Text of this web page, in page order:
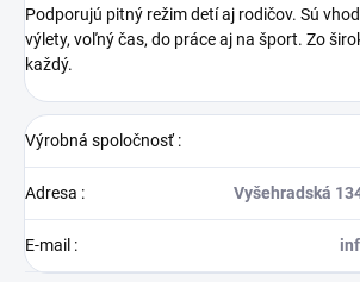
Podporujú pitný režim detí aj rodičov. Sú
výlety, voľný čas, do práce aj na šport. Zo
každý.
Výrobná spoločnosť:
Adresa : Vyšehradská
E-mail :